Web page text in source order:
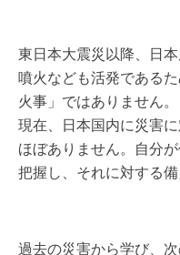
東日本大震災以降、日
噴火なども活発である
火事」ではありません。
現在、日本国内に災害
ほぼありません。自分
把握し、それに対する
過去の災害から学び、